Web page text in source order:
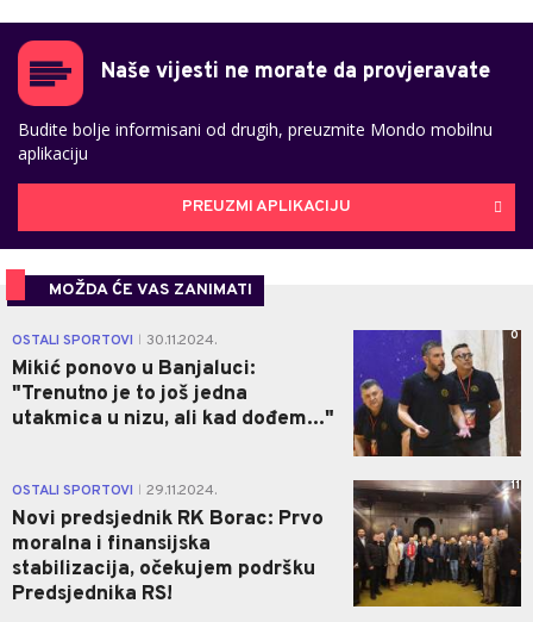
Naše vijesti ne morate da provjeravate
Budite bolje informisani od drugih, preuzmite Mondo mobilnu
aplikaciju
PREUZMI APLIKACIJU
MOŽDA ĆE VAS ZANIMATI
OSTALI SPORTOVI 30.11.2024.
Mikić ponovo u Banjaluci:
"Trenutno je to još jedna
utakmica u nizu, ali kad dođem..."
0
OSTALI SPORTOVI 29.11.2024.
Novi predsjednik RK Borac: Prvo
moralna i finansijska
stabilizacija, očekujem podršku
Predsjednika RS!
11